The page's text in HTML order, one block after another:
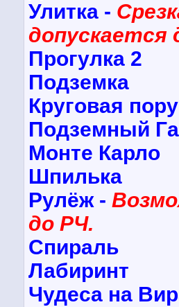
Улитка -
допускается
Прогулка 2
Подземка
Круговая
Подземный
Монте Карло
Шпилька
Рулёж -
до РЧ.
Спираль
Лабиринт
Чудеса на